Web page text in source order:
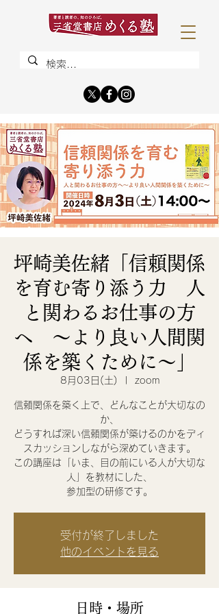
坪崎美佐緒「信頼関係
を育む寄り添う力 人
と関わるお仕事の方
へ 〜より良い人間関
係を築くために〜」
8月03日(土) zoom
信頼関係を築く上で、どんなことが大切なの
か、
どうすれば深い信頼関係が築けるのかをディ
スカッションしながら深めていきます。
この講座は「いま、目の前にいる人が大切な
人」を教材にした、
受付が終了しました
他のイベントを見る
日時・場所